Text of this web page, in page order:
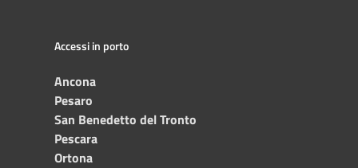
Accessi in porto
Ancona
Pesaro
San Benedetto del Tronto
Pescara
Ortona